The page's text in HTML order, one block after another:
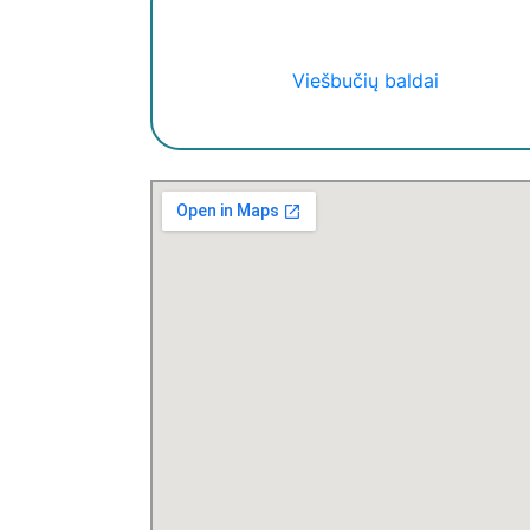
Viešbučių baldai